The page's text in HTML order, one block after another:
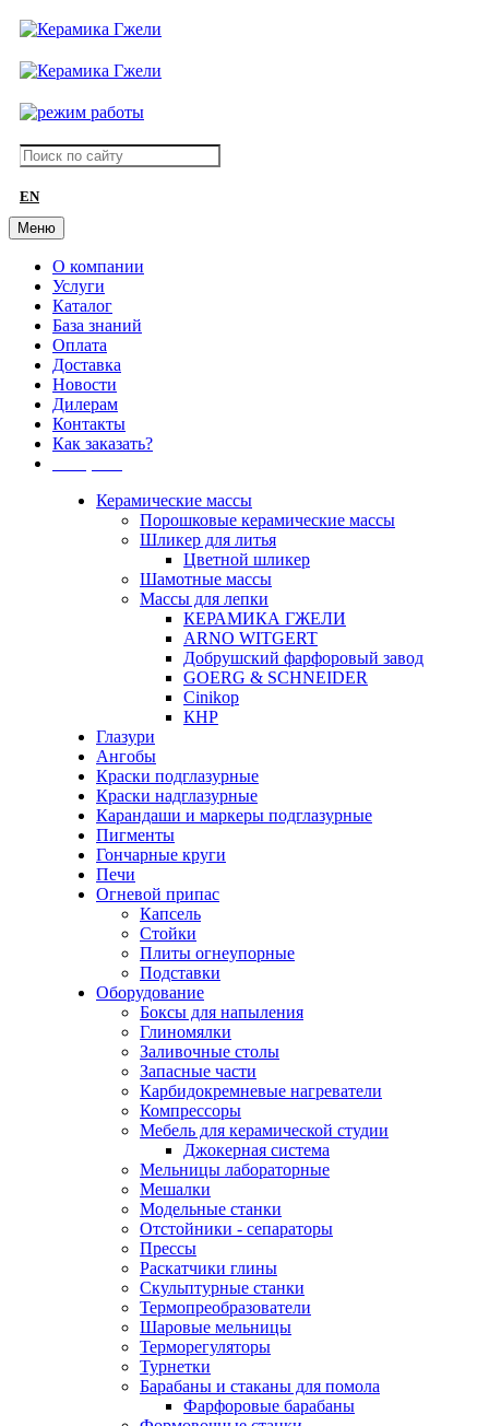
EN
Меню
О компании
Услуги
Каталог
База знаний
Оплата
Доставка
Новости
Дилерам
Контакты
Как заказать?
Керамические массы
Порошковые керамические массы
Шликер для литья
Цветной шликер
Шамотные массы
Массы для лепки
КЕРАМИКА ГЖЕЛИ
ARNO WITGERT
Добрушский фарфоровый завод
GOERG & SCHNEIDER
Cinikop
КНР
Глазури
Ангобы
Краски подглазурные
Краски надглазурные
Карандаши и маркеры подглазурные
Пигменты
Гончарные круги
Печи
Огневой припас
Капсель
Стойки
Плиты огнеупорные
Подставки
Оборудование
Боксы для напыления
Глиномялки
Заливочные столы
Запасные части
Карбидокремневые нагреватели
Компрессоры
Мебель для керамической студии
Джокерная система
Мельницы лабораторные
Мешалки
Модельные станки
Отстойники - сепараторы
Прессы
Раскатчики глины
Скульптурные станки
Термопреобразователи
Шаровые мельницы
Терморегуляторы
Турнетки
Барабаны и стаканы для помола
Фарфоровые барабаны